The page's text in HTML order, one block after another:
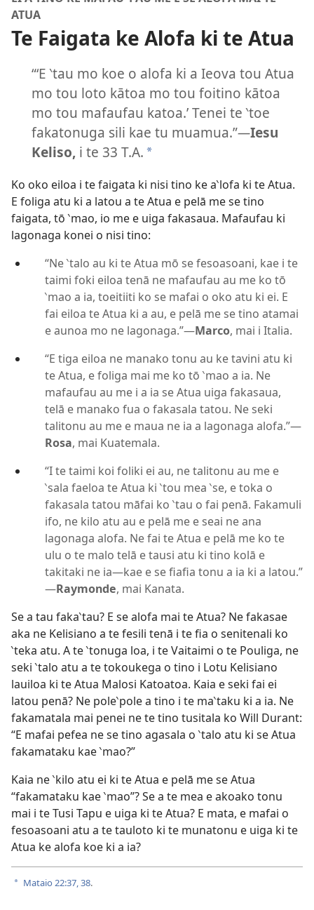
ATUA
Te Faigata ke Alofa ki te Atua
“‘E ‵tau mo koe o alofa ki a Ieova tou Atua
mo tou loto kātoa mo tou foitino kātoa
mo tou mafaufau katoa.’ Tenei te ‵toe
fakatonuga sili kae tu muamua.”​—Iesu
Keliso, i te 33 T.A. a
Ko oko eiloa i te faigata ki nisi tino ke a‵lofa ki te Atua.
E foliga atu ki a latou a te Atua e pelā me se tino
faigata, tō ‵mao, io me e uiga fakasaua. Mafaufau ki
lagonaga konei o nisi tino:
“Ne ‵talo au ki te Atua mō se fesoasoani, kae i te
taimi foki eiloa tenā ne mafaufau au me ko tō
‵mao a ia, toeitiiti ko se mafai o oko atu ki ei. E
fai eiloa te Atua ki a au, e pelā me se tino atamai
e aunoa mo ne lagonaga.”​—Marco, mai i Italia.
“E tiga eiloa ne manako tonu au ke tavini atu ki
te Atua, e foliga mai me ko tō ‵mao a ia. Ne
mafaufau au me i a ia se Atua uiga fakasaua,
telā e manako fua o fakasala tatou. Ne seki
talitonu au me e maua ne ia a lagonaga alofa.”​—
Rosa, mai Kuatemala.
“I te taimi koi foliki ei au, ne talitonu au me e
‵sala faeloa te Atua ki ‵tou mea ‵se, e toka o
fakasala tatou māfai ko ‵tau o fai penā. Fakamuli
ifo, ne kilo atu au e pelā me e seai ne ana
lagonaga alofa. Ne fai te Atua e pelā me ko te
ulu o te malo telā e tausi atu ki tino kolā e
takitaki ne ia​—kae e se fiafia tonu a ia ki a latou.”​
—Raymonde, mai Kanata.
Se a tau faka‵tau? E se alofa mai te Atua? Ne fakasae
aka ne Kelisiano a te fesili tenā i te fia o senitenali ko
‵teka atu. A te ‵tonuga loa, i te Vaitaimi o te Pouliga, ne
seki ‵talo atu a te tokoukega o tino i Lotu Kelisiano
lauiloa ki te Atua Malosi Katoatoa. Kaia e seki fai ei
latou penā? Ne pole‵pole a tino i te ma‵taku ki a ia. Ne
fakamatala mai penei ne te tino tusitala ko Will Durant:
“E mafai pefea ne se tino agasala o ‵talo atu ki se Atua
fakamataku kae ‵mao?”
Kaia ne ‵kilo atu ei ki te Atua e pelā me se Atua
“fakamataku kae ‵mao”? Se a te mea e akoako tonu
mai i te Tusi Tapu e uiga ki te Atua? E mata, e mafai o
fesoasoani atu a te tauloto ki te munatonu e uiga ki te
Atua ke alofa koe ki a ia?
a Mataio 22:37, 38.